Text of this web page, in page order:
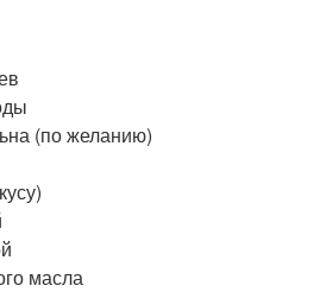
(по желанию)
масла